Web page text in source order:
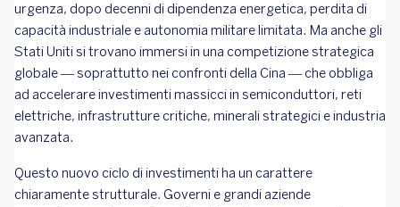
urgenza, dopo decenni di dipendenza energetica, perdita di
capacità industriale e autonomia militare limitata. Ma anche gli
Stati Uniti si trovano immersi in una competizione strategica
globale — soprattutto nei confronti della Cina — che obbliga
ad accelerare investimenti massicci in semiconduttori, reti
elettriche, infrastrutture critiche, minerali strategici e industria
avanzata.
Questo nuovo ciclo di investimenti ha un carattere
chiaramente strutturale. Governi e grandi aziende